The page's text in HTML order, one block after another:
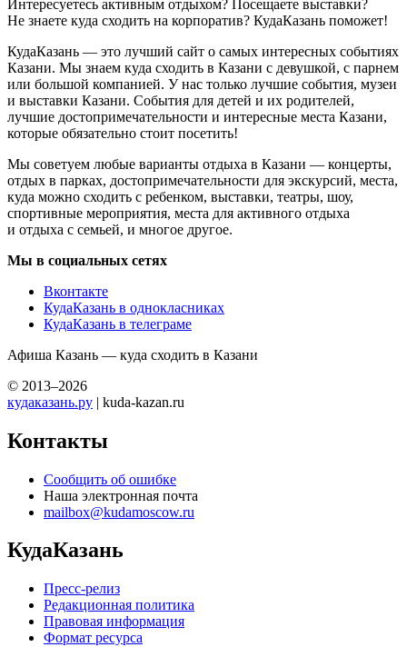
Интересуетесь активным отдыхом? Посещаете выставки?
Не знаете куда сходить на корпоратив? КудаКазань поможет!
КудаКазань — это лучший сайт о самых интересных событиях
Казани. Мы знаем куда сходить в Казани с девушкой, с парнем
или большой компанией. У нас только лучшие события, музеи
и выставки Казани. События для детей и их родителей,
лучшие достопримечательности и интересные места Казани,
которые обязательно стоит посетить!
Мы советуем любые варианты отдыха в Казани — концерты,
отдых в парках, достопримечательности для экскурсий, места,
куда можно сходить с ребенком, выставки, театры, шоу,
спортивные мероприятия, места для активного отдыха
и отдыха с семьей, и многое другое.
Мы в социальных сетях
Вконтакте
КудаКазань в однокласниках
КудаКазань в телеграме
Афиша Казань — куда сходить в Казани
© 2013–2026
кудаказань.ру | kuda-kazan.ru
Контакты
Сообщить об ошибке
Наша электронная почта
mailbox@kudamoscow.ru
КудаКазань
Пресс-релиз
Редакционная политика
Правовая информация
Формат ресурса